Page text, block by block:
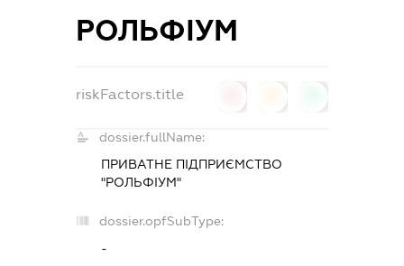
РОЛЬФІУМ
riskFactors.title
dossier.fullName:
ПРИВАТНЕ ПІДПРИЄМСТВО
"РОЛЬФІУМ"
dossier.opfSubType:
-